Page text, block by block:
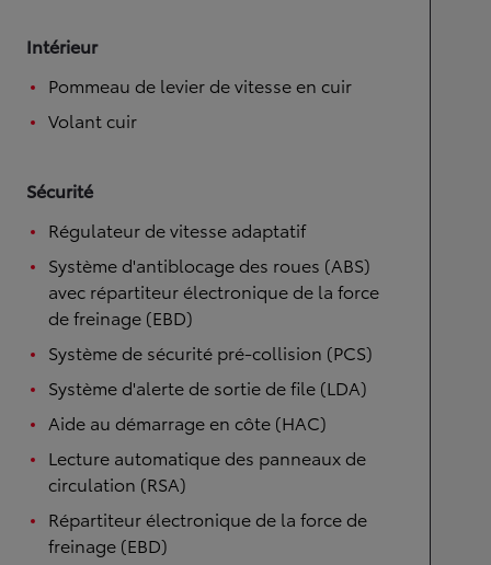
Intérieur
Pommeau de levier de vitesse en cuir
Volant cuir
Sécurité
Régulateur de vitesse adaptatif
Système d'antiblocage des roues (ABS)
avec répartiteur électronique de la force
de freinage (EBD)
Système de sécurité pré-collision (PCS)
Système d'alerte de sortie de file (LDA)
Aide au démarrage en côte (HAC)
Lecture automatique des panneaux de
circulation (RSA)
Répartiteur électronique de la force de
freinage (EBD)